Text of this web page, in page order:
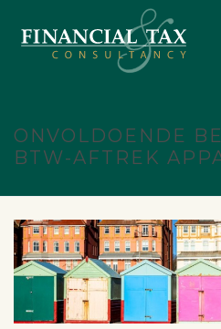
ONVOLDOENDE
BTW-AFTREK